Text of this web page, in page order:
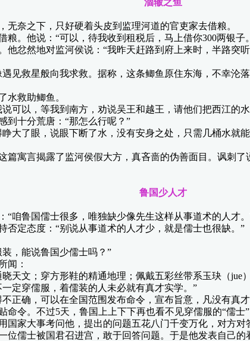
涸辙之鱼
奈之下，只好硬着头皮到监理河道的官吏家去借粮。
。他说：“可以，待我收到租税后，马上借你300两银子
忿然地对监河侯说：“我昨天赶路到府上来时，半路突
救星般向我求救。据称，这条鲫鱼原住东海，不幸沦
救助鲫鱼。
以，等我到南方，劝说吴王和越王，请他们把西江的
十分荒唐：“那怎么行呢？”
了眼，说眼下断了水，没有安身之处，只需几桶水就
寓言揭露了监河侯假大方，真吝啬的伪善面目。讽刺了
鲁国少人才
鲁国儒士很多，唯独缺少像先生这样从事道术的人才
定态度：“别说从事道术的人才少，就是儒士也很缺。”
，能说鲁国少儒士吗？”
闻：
文；穿方形鞋的精通地理；佩戴五彩丝带系玉玦（jue
定穿儒服，着儒装的人未必就有真才实学。”
确，可以在全国范围发布命令，宣布旨意，凡没有真
令。不过5天，鲁国上上下下再也看不见穿儒服的“儒士
国家大事考问他，提出的问题五花八门千变万化，对方对
儒士被国君召进宫，敢于回答问题。于是他发表自己的